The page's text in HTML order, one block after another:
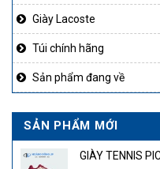
Giày Lacoste
Túi chính hãng
Sản phẩm đang về
SẢN PHẨM MỚI
GIÀY TENNIS